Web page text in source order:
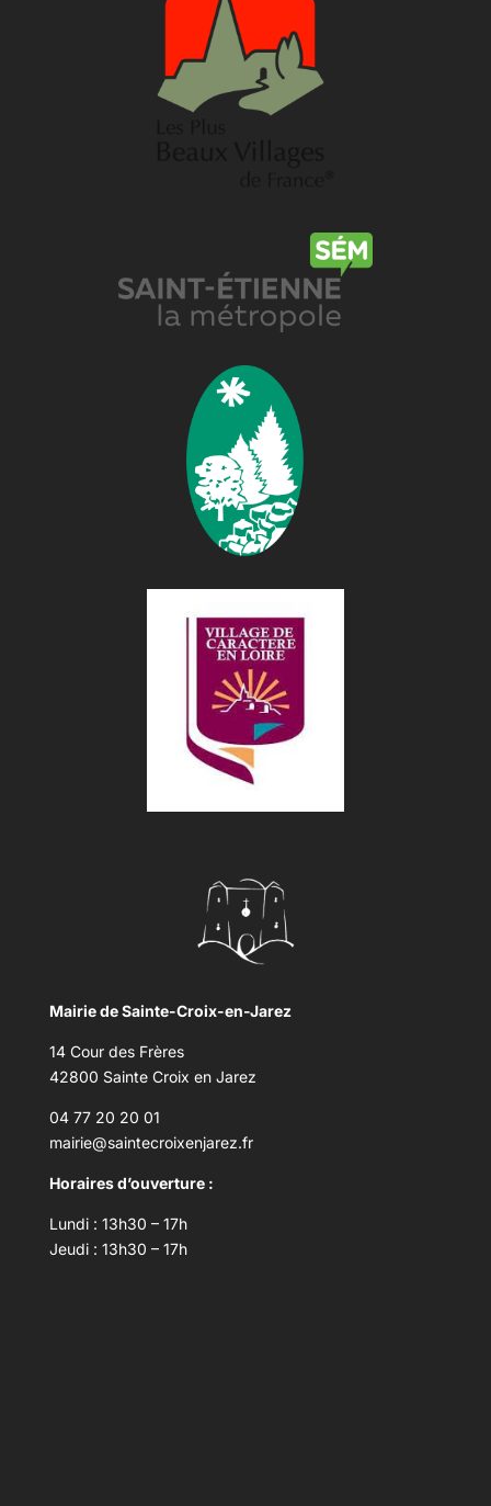
Mairie de Sainte-Croix-en-Jarez
14 Cour des Frères
42800 Sainte Croix en Jarez
04 77 20 20 01
mairie@saintecroixenjarez.fr
Horaires d’ouverture :
Lundi : 13h30 – 17h
Jeudi : 13h30 – 17h